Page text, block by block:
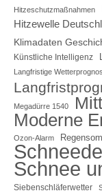
Hitzeschutzmaßnahmen
Hitzewelle
Klimadaten
Künstliche Intelligenz
Langfristige
Megadürre 1540
Moderne
Ozon-Alarm
Schnee
Siebenschläferwetter